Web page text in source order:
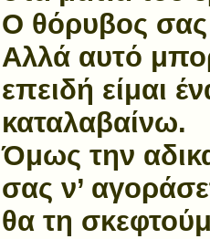
Ο θόρυβος σας
Αλλά αυτό
επειδή είμαι
καταλαβαίνω.
Όμως την
σας ν’
θα τη